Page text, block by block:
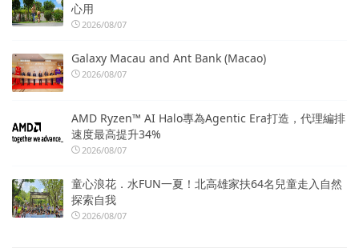
心用
2026/08/07
Galaxy Macau and Ant Bank (Macao)
2026/08/07
AMD Ryzen™ AI Halo專為Agentic Era打造，代理編排
速度最高提升34%
2026/08/07
童心浪花．水FUN一夏！北高雄家扶64名兒童走入自然
探索自我
2026/08/07